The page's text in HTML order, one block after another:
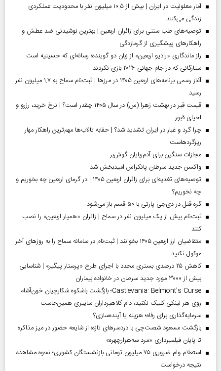
آمار معلولیت در ایران | بیش از ۱۰.۵ میلیون نفر با محدودیت عملکردی
زندگی می‌کنند
توصیه‌های طب سنتی برای زائران اربعین | بهترین نوشیدنی ضد عطش و
راهکارهای پیشگیری از گرمازدگی
راز ماندگاری «رادیو اربعین» از زبان دو گوینده؛ رسانه‌ای که حسینیه است
ستارگانی که در جام جهانی ۲۰۲۶ بازی نکردند
آغاز رسمی برنامه‌های اربعین ۱۴۰۵ در مرز‌ها | ثبت‌نام سماح به ۱.۷ میلیون نفر
رسید
قیمت قبر در بهشت زهرا (س) در سال ۱۴۰۵ چقدر است؟ | نرخ خرید، رزرو و
احیای قبور
چرا گرد و غبار در ایران تشدید شد؟ | حقابه تالاب‌ها مهم‌ترین راهکار مهار
ریزگردهاست
مجازات سنگین برای آدم‌ربایان گوش‌بر
واکسن جدید سرطان پانکراس امیدبخش شد
توصیه‌های تغذیه‌ای برای زائران اربعین ۱۴۰۵ | در گرمای اربعین چه بخوریم و
چه نخوریم؟
گره قتل در دی‌جی پارتی با ۵۰ قسم باز می‌شود
ثبت‌نام بیش از یک میلیون نفر در سماح | زائران «همیار اربعین» را نصب
کنند
متقاضیان ارز اربعین ۱۴۰۵ بخوانند | ثبت‌نام در سامانه سماح را به روز‌های آخر
موکول نکنید
کاهش ۲۵ درصدی بستری مجدد با اجرای طرح «پرستار پیگیر» | شناسایی
بیش از ۳۰۰۰ مورد جدید سرطان در خانواده بیماران
Castlevania: Belmont’s Curse؛ بازگشت باشکوه شکارچیان خون‌آشام
روی هر لینکی کلیک نکنید، دام کلاهبرداران سایبری همین‌جاست
سرمایه‌گذاری برای رفاه؛ هزینه یا آینده‌سازی؟
بازگشت مسعود شصت‌چی با دردسر‌های تازه؛ از شایعه حضور در میز مذاکره
تا پایان فیلمبرداری «مرد سه‌هزارچهره»
استعلام وام ضروری ۷۵ میلیون تومانی بازنشستگان کشوری؛ نحوه مشاهده
نتیجه درخواست